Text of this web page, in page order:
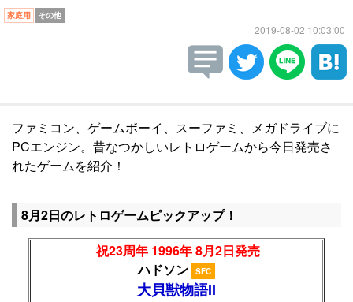
家庭用 その他
2019-08-02 10:03:00
ファミコン、ゲームボーイ、スーファミ、メガドライブに
PCエンジン。昔なつかしいレトロゲームから今日発売さ
れたゲームを紹介！
8月2日のレトロゲームピックアップ！
祝23周年 1996年 8月2日発売
ハドソン
SFC
大貝獣物語II